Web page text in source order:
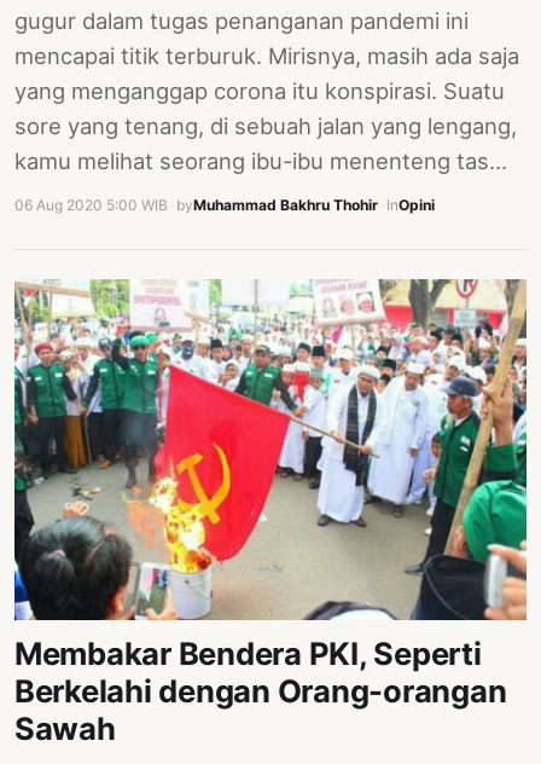
gugur dalam tugas penanganan pandemi ini
mencapai titik terburuk. Mirisnya, masih ada saja
yang menganggap corona itu konspirasi. Suatu
sore yang tenang, di sebuah jalan yang lengang,
kamu melihat seorang ibu-ibu menenteng tas…
06 Aug 2020 5:00 WIB byMuhammad Bakhru Thohir InOpini
Membakar Bendera PKI, Seperti
Berkelahi dengan Orang-orangan
Sawah